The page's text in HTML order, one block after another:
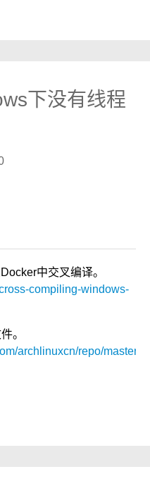
下没有线程
中交叉编译。
compiling-windows-
。
archlinuxcn/repo/master/